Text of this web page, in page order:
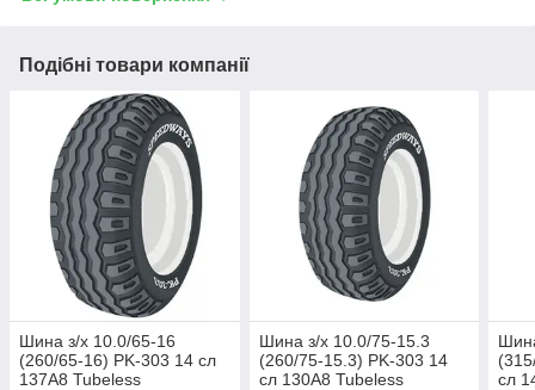
Подібні товари компанії
Шина з/х 10.0/65-16
(260/65-16) PK-303 14 сл
137A8 Tubeless
Шина з/х 10.0/75-15.3
(260/75-15.3) PK-303 14
сл 130A8 Tubeless
сл